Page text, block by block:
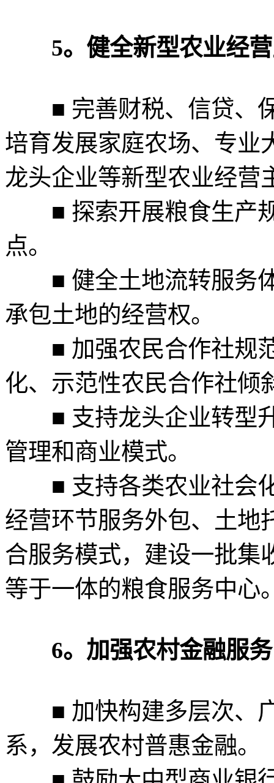
5。健全新型农业经营
■ 完善财税、信贷、保
培育发展家庭农场、专业
龙头企业等新型农业经营
■ 探索开展粮食生产规
点。
■ 健全土地流转服务体
承包土地的经营权。
■ 加强农民合作社规范
化、示范性农民合作社倾
■ 支持龙头企业转型升
管理和商业模式。
■ 支持各类农业社会化
经营环节服务外包、土地
合服务模式，建设一批集
等于一体的粮食服务中心
6。加强农村金融服务
■ 加快构建多层次、广
系，发展农村普惠金融。